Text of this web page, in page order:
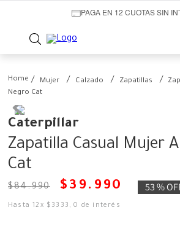
PAGA EN 12 CUOTAS SIN
Mujer Calzado Zapatillas
Negro Cat
Caterpillar
Zapatilla Casual Mujer
Cat
$84.990 $ 39 . 990 53 %
Hasta12 x $ 3333 ,0 de interés